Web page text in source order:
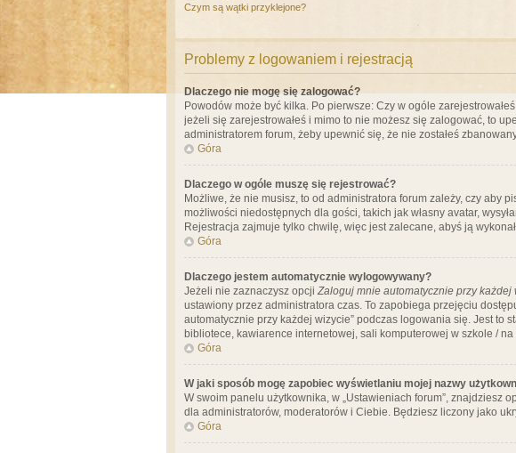
Czym są wątki przyklejone?
Problemy z logowaniem i rejestracją
Dlaczego nie mogę się zalogować?
Powodów może być kilka. Po pierwsze: Czy w ogóle
jeżeli się zarejestrowałeś i mimo to nie możesz się zalogować, to
administratorem forum, żeby upewnić się, że nie zostałeś
Góra
Dlaczego w ogóle muszę się rejestrować?
Możliwe, że nie musisz, to od administratora forum zależy, czy aby
możliwości niedostępnych dla gości, takich jak własny avatar,
Rejestracja zajmuje tylko chwilę, więc jest zalecane, abyś ją
Góra
Dlaczego jestem automatycznie wylogowywany?
Jeżeli nie zaznaczysz opcji Zaloguj mnie automatycznie przy każdej
ustawiony przez administratora czas. To zapobiega przejęciu
automatycznie przy każdej wizycie” podczas logowania się. Jest to
bibliotece, kawiarence internetowej, sali komputerowej w szkole /
Góra
W jaki sposób mogę zapobiec wyświetlaniu mojej nazwy
W swoim panelu użytkownika, w „Ustawieniach forum”, znajdziesz
dla administratorów, moderatorów i Ciebie. Będziesz liczony jako
Góra